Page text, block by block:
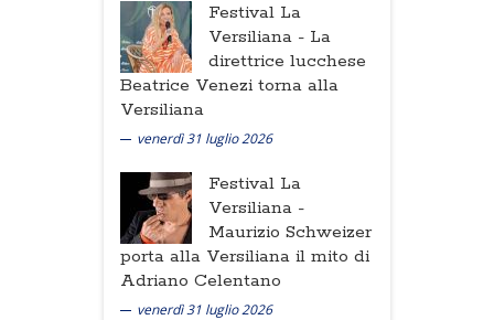
Festival La
Versiliana - La
direttrice lucchese
Beatrice Venezi torna alla
Versiliana
venerdì 31 luglio 2026
Festival La
Versiliana -
Maurizio Schweizer
porta alla Versiliana il mito di
Adriano Celentano
venerdì 31 luglio 2026